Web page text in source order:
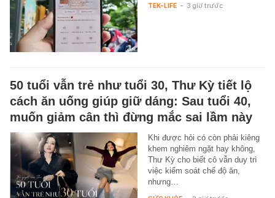
TEK-LIFE - 3 giờ trước
50 tuổi vẫn trẻ như tuổi 30, Thư Kỳ tiết lộ
cách ăn uống giúp giữ dáng: Sau tuổi 40,
muốn giảm cân thì đừng mắc sai lầm này
Khi được hỏi có còn phải kiêng
khem nghiêm ngặt hay không,
Thư Kỳ cho biết cô vẫn duy trì
việc kiểm soát chế độ ăn,
nhưng…